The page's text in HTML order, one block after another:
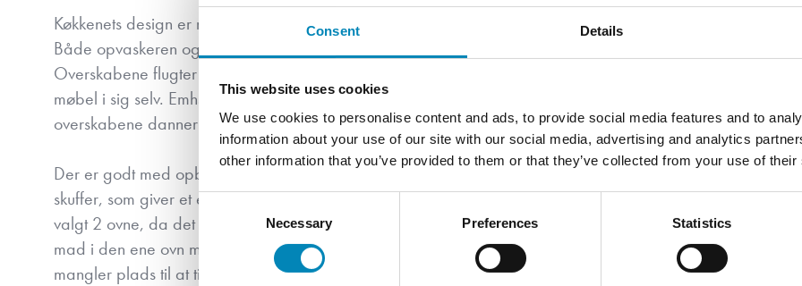
Consent Details
This website uses cookies
We use cookies to personalise content and ads, to provide social media features and to
information about your use of our site with our social media, advertising and analytics
other information that you’ve provided to them or that they’ve collected from your use of
Consent
Necessary Preferences Statistics
Køkkenets design er minimalistisk og grebs-linjerne flugter hele vejen rundt i køkkenet.
Både opvaskeren og køleskabet er integreret bag de flotte grebsfrie Boston låger.
Overskabene flugter med linjerne i højskabenes låger, og hænger frit, så de bliver et et
møbel i sig selv. Emhætten er integreret i overskabene, og de integreret spots i
overskabene danner det perfekte arbejdsbelysning på bordpladen.
Der er godt med opbevaringsplads, både i højskabene og i skabene med de mange
skuffer, som giver et ekstra godt overblik over indholdet i skabene. I køkkenet her er der
valgt 2 ovne, da det ofte er en fordel både i det daglige hvis man ønsker at tilberede
mad i den ene ovn med damp og brød i den anden ovn, eller når familien har gæster og
mangler plads til at tilberede maden.
De
køkkenet